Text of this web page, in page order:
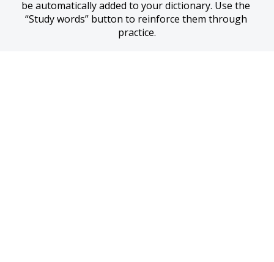
be automatically added to your dictionary. Use the
“Study words” button to reinforce them through
practice.